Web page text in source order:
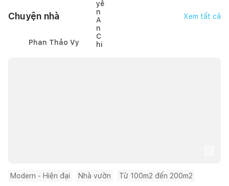
Chuyện nhà Xem tất cả
Phan Thảo Vy
Modern - Hiện đại Nhà vườn Từ 100m2 đến 200m2